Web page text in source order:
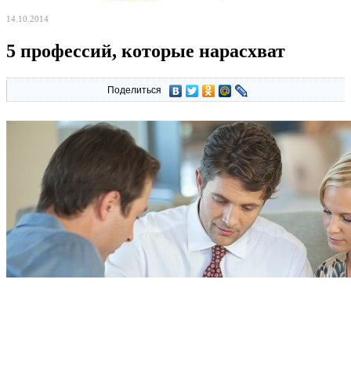
14.10.2014
5 профессий, которые нарасхват
Поделиться